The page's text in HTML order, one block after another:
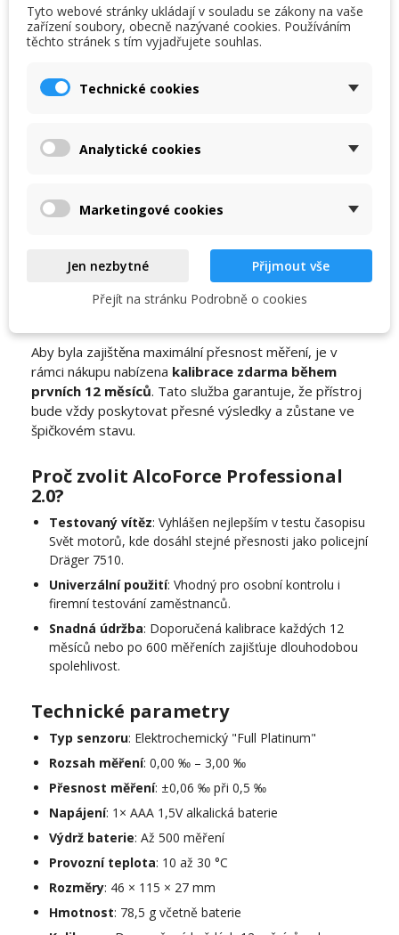
hladiny alkoholu mění barvu na červenou.
Kompaktní a odolný design: Praktické rozměry a
ochranné pouzdro usnadňují přenášení a dlouhodobé
AlcoForce Professional 2.0 přichází s prodlouženou
tester bude dlouhodobě plnit svůj účel bez jakýchkoliv
Kalibrace zdarma v prvních 12
Aby byla zajištěna maximální přesnost měření, je v
rámci nákupu nabízena kalibrace zdarma během
prvních 12 měsíců. Tato služba garantuje, že přístroj
bude vždy poskytovat přesné výsledky a zůstane ve
špičkovém stavu.
Proč zvolit AlcoForce Professional
2.0?
Testovaný vítěz: Vyhlášen nejlepším v testu časopisu
Svět motorů, kde dosáhl stejné přesnosti jako policejní
Dräger 7510.
Univerzální použití: Vhodný pro osobní kontrolu i
firemní testování zaměstnanců.
Snadná údržba: Doporučená kalibrace každých 12
měsíců nebo po 600 měřeních zajišťuje dlouhodobou
spolehlivost.
Technické parametry
Typ senzoru: Elektrochemický "Full Platinum"
Rozsah měření: 0,00 ‰ – 3,00 ‰
Přesnost měření: ±0,06 ‰ při 0,5 ‰
Napájení: 1× AAA 1,5V alkalická baterie
Výdrž baterie: Až 500 měření
Provozní teplota: 10 až 30 °C
Rozměry: 46 × 115 × 27 mm
Hmotnost: 78,5 g včetně baterie
add_circle_outline Vytvořit nový seznam
Zrušit Vytvořit seznam přání
Tyto webové stránky ukládají v souladu se zákony na vaše
zařízení soubory, obecně nazývané cookies. Používáním
těchto stránek s tím vyjadřujete souhlas.
Technické cookies
Analytické cookies
Marketingové cookies
Jen nezbytné
Přijmout vše
Přejít na stránku Podrobně o cookies